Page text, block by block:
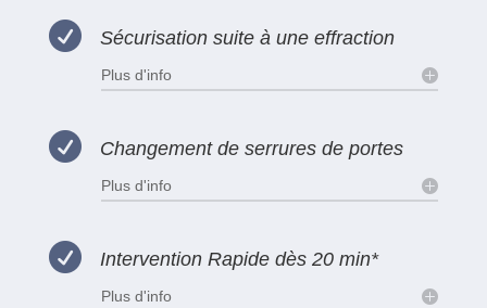
 Sécurisation suite à une effraction
Plus d'info
 Changement de serrures de portes
Plus d'info
 Intervention Rapide dès 20 min*
Plus d'info